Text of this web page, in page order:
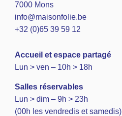
7000 Mons
info@maisonfolie.be
+32 (0)65 39 59 12
Accueil et espace partagé
Lun > ven – 10h > 18h
Salles réservables
Lun > dim – 9h > 23h
(00h les vendredis et samedis)